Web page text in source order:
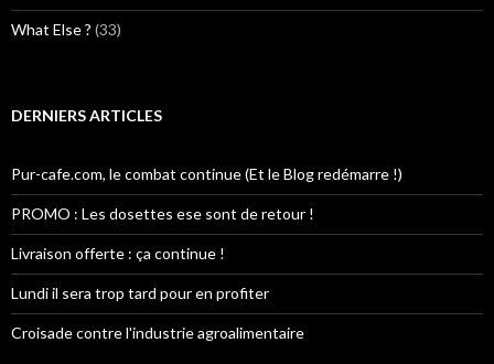
What Else ? (33)
DERNIERS ARTICLES
Pur-cafe.com, le combat continue (Et le Blog redémarre !)
PROMO : Les dosettes ese sont de retour !
Livraison offerte : ça continue !
Lundi il sera trop tard pour en profiter
Croisade contre l'industrie agroalimentaire